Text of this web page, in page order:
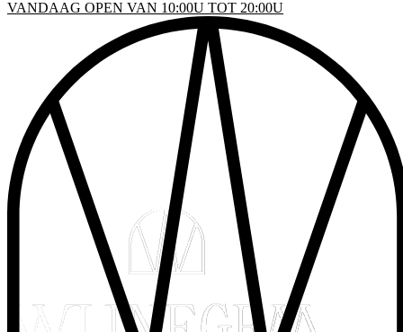
VANDAAG OPEN VAN 10:00U TOT 20:00U
& DRINKEN
INFO